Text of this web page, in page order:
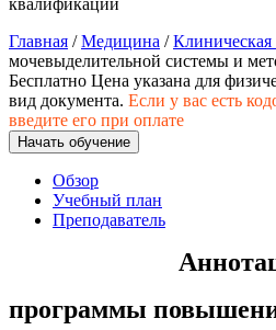
Управление
хозяйственной
Техника-технологии
Прикладная геология,
нефтегазовое дело и
квалификации
Главная /Медицина /
мочевыделительной системы и
Бесплатно Цена указана для
вид документа. Если у вас есть
введите его при оплате
Начать обучение
Обзор
Учебный план
Преподаватель
программы